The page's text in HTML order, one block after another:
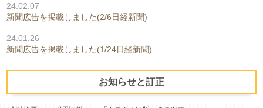
24.02.07
新聞広告を掲載しました(2/6日経新聞)
24.01.26
新聞広告を掲載しました(1/24日経新聞)
お知らせと訂正